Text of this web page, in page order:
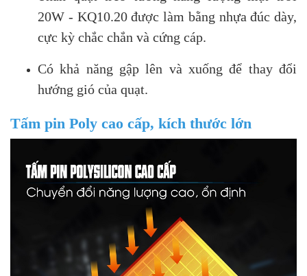
20W - KQ10.20 được làm bằng nhựa đúc dày,
cực kỳ chắc chắn và cứng cáp.
Có khả năng gập lên và xuống để thay đổi
hướng gió của quạt.
Tấm pin Poly cao cấp, kích thước lớn